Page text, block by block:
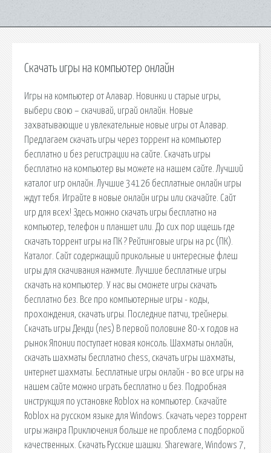
Скачать игры на компьютер онлайн
Игры на компьютер от Алавар. Новинки и старые игры,
выбери свою – скачивай, играй онлайн. Новые
захватывающие и увлекательные новые игры от Алавар.
Предлагаем скачать игры через торрент на компьютер
бесплатно и без регистрации на сайте. Скачать игры
бесплатно на компьютер вы можете на нашем сайте. Лучший
каталог игр онлайн. Лучшие 34126 бесплатные онлайн игры
ждут тебя. Играйте в новые онлайн игры или скачайте. Сайт
игр для всех! Здесь можно скачать игры бесплатно на
компьютер, телефон и планшет или. До сих пор ищешь где
скачать торрент игры на ПК ? Рейтинговые игры на pc (ПК).
Каталог. Сайт содержащий прикольные и интересные флеш
игры для скачивания нажмите. Лучшие бесплатные игры
скачать на компьютер. У нас вы сможете игры скачать
бесплатно без. Все про компьютерные игры - коды,
прохождения, скачать игры. Последние патчи, трейнеры.
Скачать игры Денди (nes) В первой половине 80-х годов на
рынок Японии поступает новая консоль. Шахматы онлайн,
скачать шахматы бесплатно chess, скачать игры шахматы,
интернет шахматы. Бесплатные игры онлайн - во все игры на
нашем сайте можно играть бесплатно и без. Подробная
инструкция по установке Roblox на компьютер. Скачайте
Roblox на русском языке для Windows. Скачать через торрент
игры жанра Приключения больше не проблема с подборкой
качественных. Скачать Русские шашки. Shareware, Windows 7,